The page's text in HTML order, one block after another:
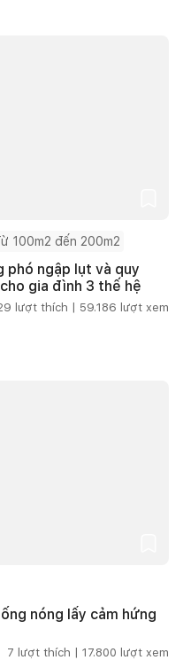
100m2 đến 200m2
phó ngập lụt và quy
gia đình 3 thế hệ
lượt thích | 59.186 lượt xem
nóng lấy cảm hứng
7 lượt thích | 17.800 lượt xem